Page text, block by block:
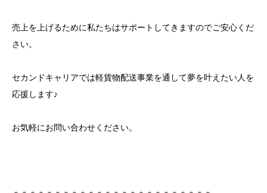
売上を上げるために私たちはサポートしてきますのでご安心くだ
さい。
セカンドキャリアでは軽貨物配送事業を通して夢を叶えたい人を
応援します♪
お気軽にお問い合わせください。